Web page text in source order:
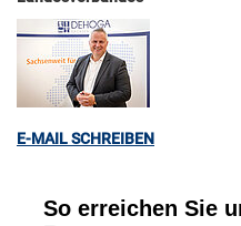
E-MAIL SCHREIBEN